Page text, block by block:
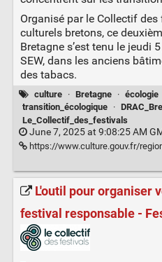
Organisé par le Collectif
culturels bretons, ce
Bretagne s’est tenu le jeudi
SEW, dans les anciens
des tabacs.
culture · Bretagne · écologie
transition_écologique
·
Le_Collectif_des_festivals
June 7, 2025 at 9:08:25 AM
https://www.culture.gouv.fr/regions/drac-bretagne/Actualites/les-actes-2025-les-
L'outil pour organiser
festival responsable -